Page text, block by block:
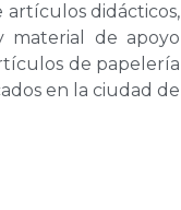
artículos didácticos,
material de apoyo
de papelería
en la ciudad de